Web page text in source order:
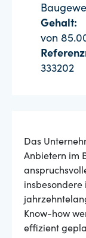
Gehalt:
von
333202
Das
Anbietern im
Know-how
effizient